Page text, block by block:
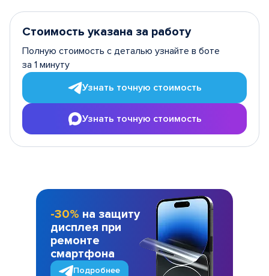
Стоимость указана за работу
Полную стоимость с деталью узнайте в боте
за 1 минуту
Узнать точную стоимость
Узнать точную стоимость
-30% на защиту
дисплея при
ремонте
смартфона
Подробнее